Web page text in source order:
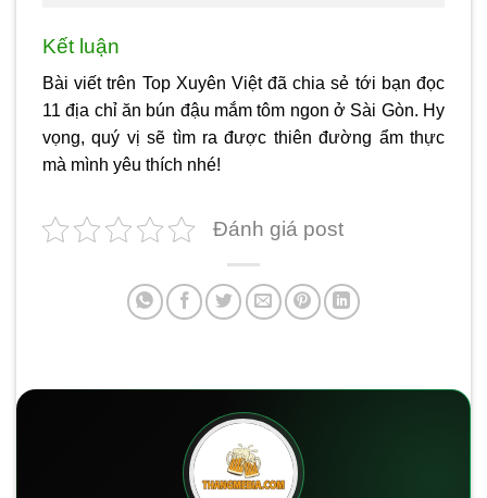
Kết luận
Bài viết trên Top Xuyên Việt đã chia sẻ tới bạn đọc
11 địa chỉ ăn bún đậu mắm tôm ngon ở Sài Gòn. Hy
vọng, quý vị sẽ tìm ra được thiên đường ẩm thực
mà mình yêu thích nhé!
Đánh giá post